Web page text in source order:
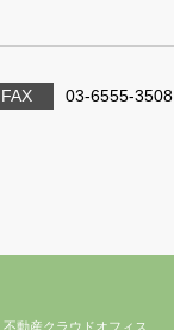
FAX 03-6555-3508
動産クラウドオフィス